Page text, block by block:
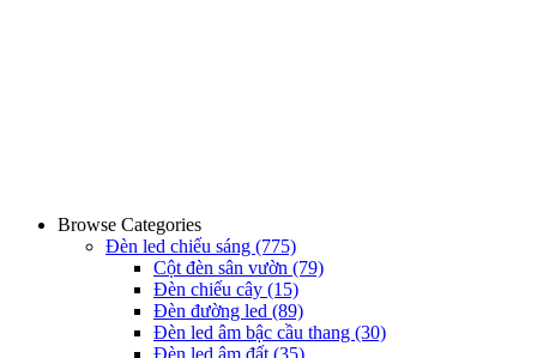
Browse Categories
Đèn led chiếu sáng (775)
Cột đèn sân vườn (79)
Đèn chiếu cây (15)
Đèn đường led (89)
Đèn led âm bậc cầu thang (30)